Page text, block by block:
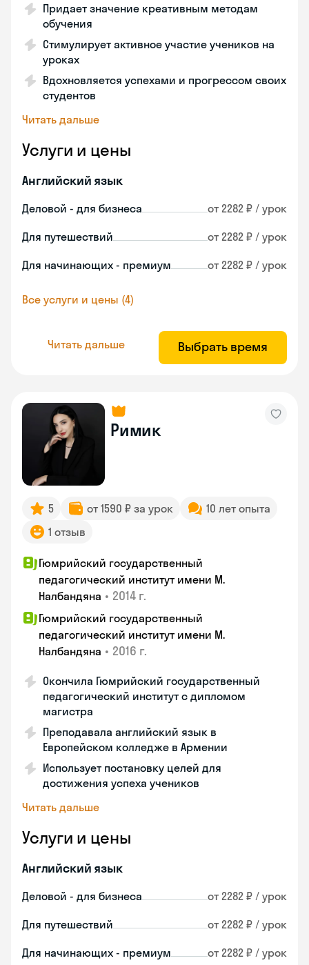
Придает значение креативным методам
обучения
Стимулирует активное участие учеников на
уроках
Вдохновляется успехами и прогрессом своих
студентов
Читать дальше
Услуги и цены
Английский язык
Деловой - для бизнеса от 2282 ₽ / урок
Для путешествий от 2282 ₽ / урок
Для начинающих - премиум от 2282 ₽ / урок
Все услуги и цены (4)
Читать дальше Выбрать время
Римик
5 от 1590 ₽ за урок
10 лет опыта
1 отзыв
Гюмрийский государственный
педагогический институт имени М.
Налбандяна • 2014 г.
Гюмрийский государственный
педагогический институт имени М.
Налбандяна • 2016 г.
Окончила Гюмрийский государственный
педагогический институт с дипломом
магистра
Преподавала английский язык в
Европейском колледже в Армении
Использует постановку целей для
достижения успеха учеников
Читать дальше
Услуги и цены
Английский язык
Деловой - для бизнеса от 2282 ₽ / урок
Для путешествий от 2282 ₽ / урок
Для начинающих - премиум от 2282 ₽ / урок